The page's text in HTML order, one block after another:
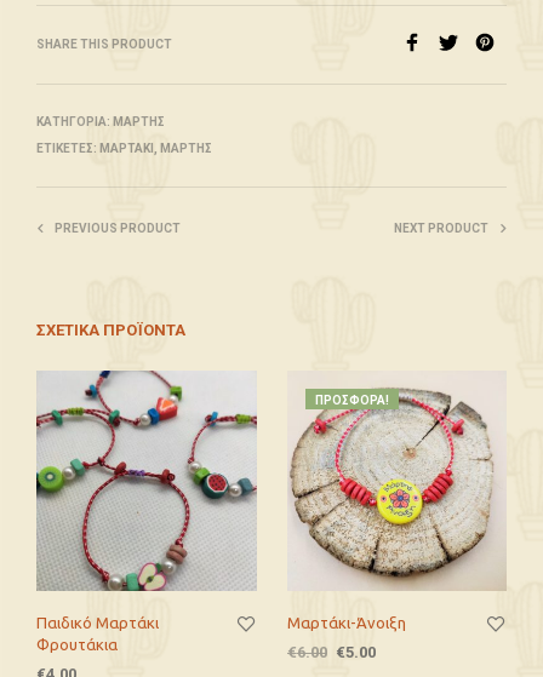
SHARE THIS PRODUCT
ΚΑΤΗΓΟΡΊΑ: ΜΆΡΤΗΣ
ΕΤΙΚΈΤΕΣ: ΜΑΡΤΆΚΙ , ΜΆΡΤΗΣ
PREVIOUS PRODUCT NEXT PRODUCT
ΣΧΕΤΙΚΆ ΠΡΟΪΌΝΤΑ
Παιδικό Μαρτάκι
Φρουτάκια
ΠΡΟΣΦΟΡΆ!
Μαρτάκι-Άνοιξη
€6.00 €5.00